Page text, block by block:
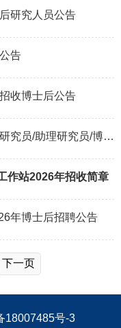
研究人员公告
告
收博士后公告
中国科学院昆明植物研究所2026年副研究员/助理研究员/博士后招聘启事
作站2026年招收简章
年博士后招聘公告
下一页
18007485号-3